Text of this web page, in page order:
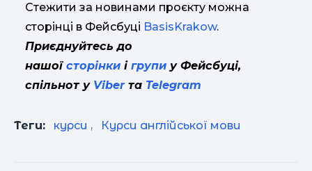
Стежити за новинами проєкту можна
сторінці в Фейсбуці BasisKrakow.
Приєднуйтесь до
нашої сторінки і групи у Фейсбуці,
спільнот у Viberта Telegram
Теги: курси , Курси англійської мови